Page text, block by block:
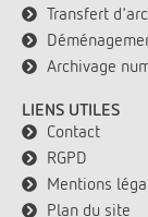
Transfert
Archivage
LIENS UTILES
Contact
RGPD
Mentions
Plan du site